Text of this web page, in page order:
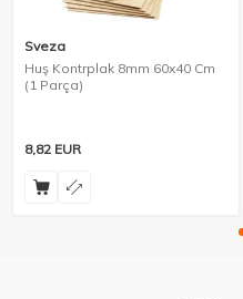
Sveza
Huş Kontrplak 8mm 60x40 Cm
(1 Parça)
8,82 EUR